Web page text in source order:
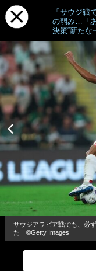
「サウジ戦
の弱み…「
決策“新たな
サウジアラビア戦でも、必
た ©Getty Images